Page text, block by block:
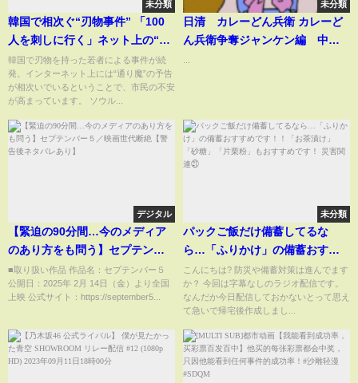
未分類
韓国で相次ぐ“刃物事件” 「100
人を刺しに行く」ネット上の“通
り魔”予告に市民の不安募る｜
TBS NEWS DIG
韓国で刃物を持った若者による事件が続
発。インターネット上には“通り魔”の予告
が相次いでいるということで、市民の不安
が高まっています。 ソウル...
未分類
日清 カレーどん兵衛 カレーど
ん兵衛争奪ジャンケン編 中居
デジタル
【緊迫の90分間…今のメディア
のあり方をも問う】セプテンバ
ー５／映画世代断絶【警告後ネ
タバレあり】
■取り扱い作品 作品名：セプテンバー５
公開日：2025年 2月 14日（金）より全国
上映 公式サイト：https://september5...
未分類
パックご飯だけ備蓄してるな
ら…「ふりかけ」の備蓄おすす
めです！！「お茶漬け」「砂
糖」「片栗粉」もおすすめで
す！ 災害関連㉑
こんにちは? 防災や備蓄対策は進んでます
か？ 今回は字幕なしのラジオ配信です。
なんだか今日配信しておかないとって思え
て急いで帰宅後作成しまし...